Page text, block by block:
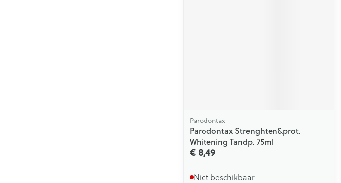
Parodontax
Parodontax Strenghten&prot.
Whitening Tandp. 75ml
€ 8,49
Niet beschikbaar